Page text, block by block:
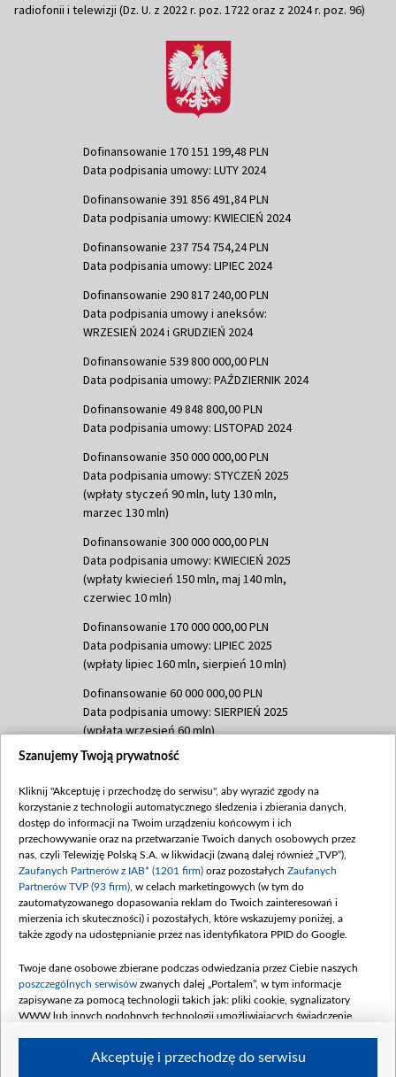
radiofonii i telewizji (Dz. U. z 2022 r. poz. 1722 oraz z 2024 r. poz. 96)
Dofinansowanie 170 151 199,48 PLN
Data podpisania umowy: LUTY 2024
Dofinansowanie 391 856 491,84 PLN
Data podpisania umowy: KWIECIEŃ 2024
Dofinansowanie 237 754 754,24 PLN
Data podpisania umowy: LIPIEC 2024
Dofinansowanie 290 817 240,00 PLN
Data podpisania umowy i aneksów:
WRZESIEŃ 2024 i GRUDZIEŃ 2024
Dofinansowanie 539 800 000,00 PLN
Data podpisania umowy: PAŹDZIERNIK 2024
Dofinansowanie 49 848 800,00 PLN
Data podpisania umowy: LISTOPAD 2024
Dofinansowanie 350 000 000,00 PLN
Data podpisania umowy: STYCZEŃ 2025
(wpłaty styczeń 90 mln, luty 130 mln,
marzec 130 mln)
Dofinansowanie 300 000 000,00 PLN
Data podpisania umowy: KWIECIEŃ 2025
(wpłaty kwiecień 150 mln, maj 140 mln,
czerwiec 10 mln)
Dofinansowanie 170 000 000,00 PLN
Data podpisania umowy: LIPIEC 2025
(wpłaty lipiec 160 mln, sierpień 10 mln)
Dofinansowanie 60 000 000,00 PLN
Data podpisania umowy: SIERPIEŃ 2025
(wpłata wrzesień 60 mln)
Dofinansowanie 635 783 051,21 PLN
(wpłata wrzesień 100 mln, październik 350
mln, listopad 265 mln)
Dofinansowanie 48 862 000,00 PLN
Data podpisania umowy: GRUDZIEŃ 2025
(wpłata grudzień 60,548 mln)
Dofinansowanie 900 000 000,00 PLN
Data podpisania umowy: LUTY 2026 (wpłata
kwiecień 180 mln, 7 maja 180 mln, 8
czerwca 90 mln)
Dofinansowanie 250 000 000,00 PLN
4 sierpnia 250 mln
Szanujemy Twoją prywatność
Kliknij "Akceptuję i przechodzę do serwisu", aby wyrazić zgody na
korzystanie z technologii automatycznego śledzenia i zbierania danych,
dostęp do informacji na Twoim urządzeniu końcowym i ich
przechowywanie oraz na przetwarzanie Twoich danych osobowych przez
nas, czyli Telewizję Polską S.A. w likwidacji (zwaną dalej również „TVP”),
Zaufanych Partnerów z IAB* (1201 firm) oraz pozostałych Zaufanych
Partnerów TVP (93 firm) , w celach marketingowych (w tym do
zautomatyzowanego dopasowania reklam do Twoich zainteresowań i
mierzenia ich skuteczności) i pozostałych, które wskazujemy poniżej, a
także zgody na udostępnianie przez nas identyfikatora PPID do Google.
Twoje dane osobowe zbierane podczas odwiedzania przez Ciebie naszych
poszczególnych serwisów zwanych dalej „Portalem”, w tym informacje
zapisywane za pomocą technologii takich jak: pliki cookie, sygnalizatory
WWW lub innych podobnych technologii umożliwiających świadczenie
Akceptuję i przechodzę do serwisu